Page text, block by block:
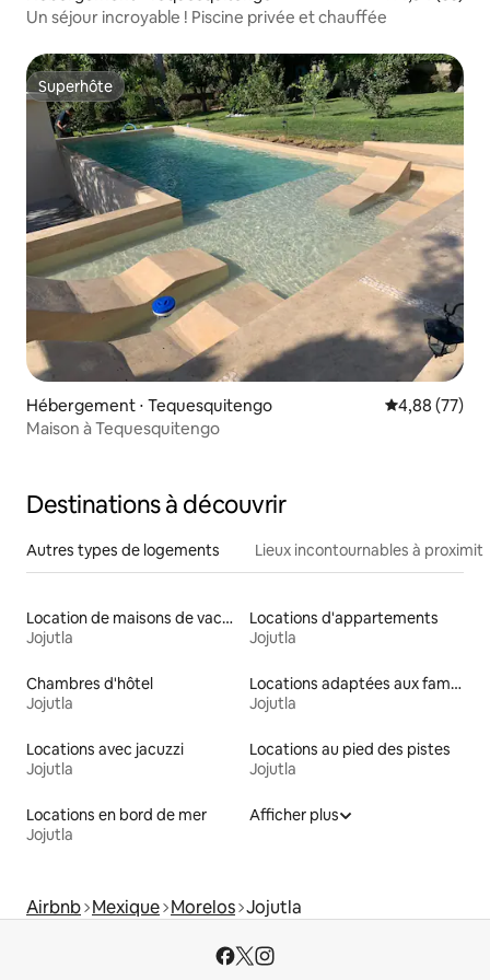
Un séjour incroyable ! Piscine privée et chauffée
Superhôte
Superhôte
Hébergement ⋅ Tequesquitengo Évaluation
4,88 (77)
Maison à Tequesquitengo
Destinations à découvrir
Autres types de logements Lieux incontournables à
Location de maisons de vacances
Jojutla
Locations d'appartements
Jojutla
Chambres d'hôtel
Jojutla
Locations adaptées aux familles
Jojutla
Locations avec jacuzzi
Jojutla
Locations au pied des pistes
Jojutla
Locations en bord de mer
Jojutla
Afficher plus
Airbnb Mexique Morelos Jojutla